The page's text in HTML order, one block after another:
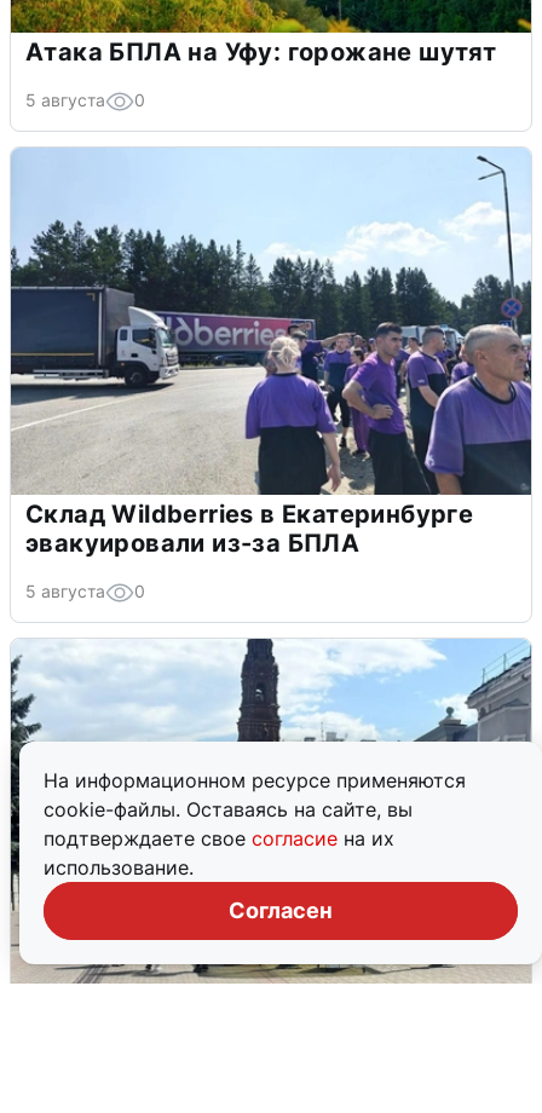
На информационном ресурсе применяются
cookie-файлы. Оставаясь на сайте, вы
подтверждаете свое согласие на их
использование.
Согласен
Атака БПЛА на Уфу: горожане шутят
5 августа 0
Склад Wildberries в Екатеринбурге
эвакуировали из-за БПЛА
5 августа 0